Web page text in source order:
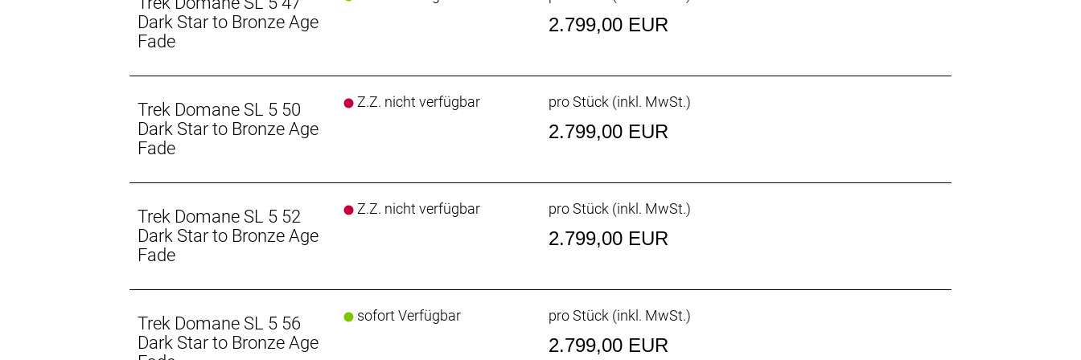
Schalthebel: Shimano 105 R7120, 12fach // Shimano 105 R7120, 12fach
160 mm
Max. Bremsscheibendu
Vorderradbremse: Shimano CL700, Center Lock Scheibenaufnahme, 160 mm // Shimano RT70, Center Lock Scheibenaufnahme,
160 mm
Reifen: Bontrager Kwaremont Pro TLR, Tubeless-Ready, faltbarer Wulstkern, Race Dual-Compound, 120 TPI, 700 x 32 mm
Gabel: Domane SL, Carbon, konischer Carbongabelschaft, interne Bremszugführung, Schutzblechösen, Flat Mount-
Scheibenbremsaufnahme, 12 x 100 mm Steckachse
Schaltwerk hinten: Shimano 105 R7100, max. 36 Z. an größtem Ritzel
Dark Star to Bronze Age
Fade
2.799,00 EUR
Trek Domane SL 5 50
Dark Star to Bronze Age
Fade
Z.Z. nicht verfügbar pro Stück (inkl. MwSt.)
2.799,00 EUR
Trek Domane SL 5 52
Dark Star to Bronze Age
Fade
Z.Z. nicht verfügbar pro Stück (inkl. MwSt.)
2.799,00 EUR
Trek Domane SL 5 56
Dark Star to Bronze Age
sofort Verfügbar pro Stück (inkl. MwSt.)
2.799,00 EUR